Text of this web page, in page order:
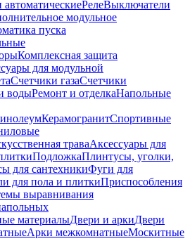
РелеВыключатели
модульное
пуска
Комплексная защита
для модульной
Счетчики газаСчетчики
водыРемонт и отделкаНапольные
КерамогранитСпортивные
траваАксессуары для
ПодложкаПлинтусы, уголки,
для сантехникиФуги для
для пола и плиткиПриспособления
выравнивания
материалыДвери и аркиДвери
Арки межкомнатныеМоскитные